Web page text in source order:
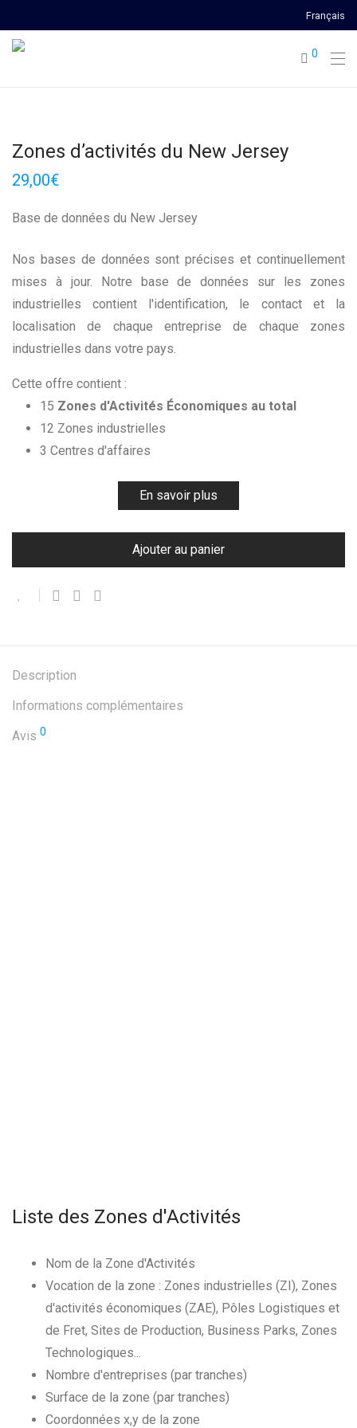
Français
0
Zones d’activités du New Jersey
29,00€
Base de données du New Jersey
Nos bases de données sont précises et continuellement
mises à jour. Notre base de données sur les zones
industrielles contient l'identification, le contact et la
localisation de chaque entreprise de chaque zones
industrielles dans votre pays.
Cette offre contient :
15 Zones d'Activités Économiques au total
12 Zones industrielles
3 Centres d'affaires
En savoir plus
Ajouter au panier
Description
Informations complémentaires
Avis 0
Liste des Zones d'Activités
Nom de la Zone d'Activités
Vocation de la zone : Zones industrielles (ZI), Zones
d'activités économiques (ZAE), Pôles Logistiques et
de Fret, Sites de Production, Business Parks, Zones
Technologiques...
Nombre d'entreprises (par tranches)
Surface de la zone (par tranches)
Coordonnées x,y de la zone